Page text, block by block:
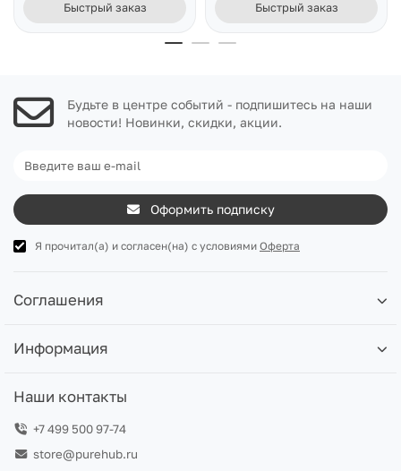
Быстрый заказ Быстрый заказ
Будьте в центре событий - подпишитесь на наши
новости! Новинки, скидки, акции.
Оформить подписку
Я прочитал(а) и согласен(на) с условиями Оферта
Соглашения
Информация
Наши контакты
+7 499 500 97-74
store@purehub.ru